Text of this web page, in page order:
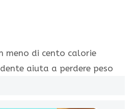
meno di cento calorie
aiuta a perdere peso